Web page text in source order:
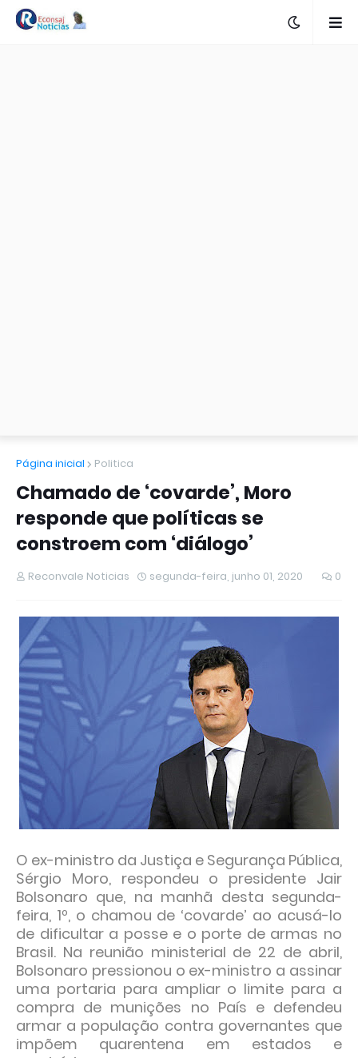
Página inicial Politica
Chamado de ‘covarde’, Moro
responde que políticas se
constroem com ‘diálogo’
Reconvale Noticias segunda-feira, junho 01, 2020 0
O ex-ministro da Justiça e Segurança Pública,
Sérgio Moro, respondeu o presidente Jair
Bolsonaro que, na manhã desta segunda-
feira, 1º, o chamou de ‘covarde’ ao acusá-lo
de dificultar a posse e o porte de armas no
Brasil. Na reunião ministerial de 22 de abril,
Bolsonaro pressionou o ex-ministro a assinar
uma portaria para ampliar o limite para a
compra de munições no País e defendeu
armar a população contra governantes que
impõem quarentena em estados e